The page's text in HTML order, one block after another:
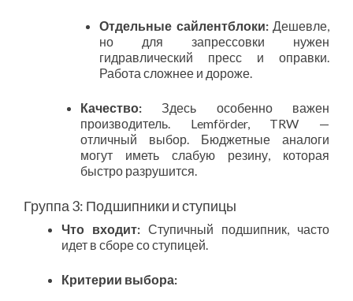
Отдельные сайлентблоки:Дешевле,
но для запрессовки нужен
гидравлический пресс и оправки.
Работа сложнее и дороже.
Качество: Здесь особенно важен
производитель. Lemförder, TRW —
отличный выбор. Бюджетные аналоги
могут иметь слабую резину, которая
быстро разрушится.
Группа 3: Подшипники и ступицы
Что входит: Ступичный подшипник, часто
идет в сборе со ступицей.
Критерии выбора: